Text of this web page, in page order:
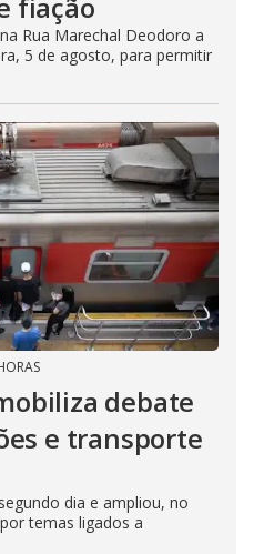
Rua Marechal Deodoro a
5 de agosto, para permitir
debate
e transporte
dia e ampliou, no
temas ligados a